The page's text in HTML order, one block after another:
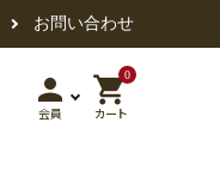
お問い合わせ
person
会員
0
shopping_cart
カート